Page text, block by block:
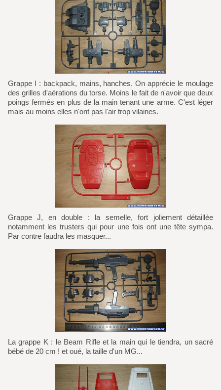
Grappe I : backpack, mains, hanches. On apprécie le moulage
des grilles d'aérations du torse. Moins le fait de n'avoir que deux
poings fermés en plus de la main tenant une arme. C'est léger
mais au moins elles n'ont pas l'air trop vilaines.
Grappe J, en double : la semelle, fort joliement détaillée
notamment les trusters qui pour une fois ont une tête sympa.
Par contre faudra les masquer...
La grappe K : le Beam Rifle et la main qui le tiendra, un sacré
bébé de 20 cm ! et oué, la taille d'un MG...